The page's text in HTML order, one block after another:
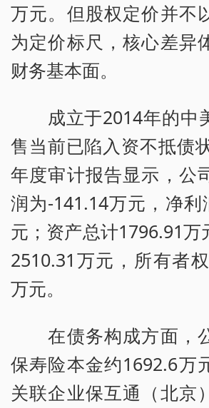
万元。但股权定价并不
为定价标尺，核心差异
财务基本面。
成立于2014年的中
售当前已陷入资不抵债
年度审计报告显示，公
润为-141.14万元，净利
元；资产总计1796.91万
2510.31万元，所有者
万元。
在债务构成方面，
保寿险本金约1692.6万
关联企业保互通（北京